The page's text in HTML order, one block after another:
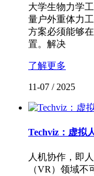
大学生物力学
量户外重体力
方案必须能够
置。解决
了解更多
11-07 / 2025
Techviz：虚拟
人机协作，即
（VR）领域不